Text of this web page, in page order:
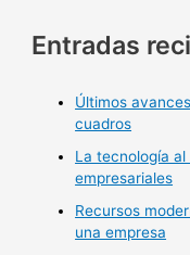
Entradas
Últimos
cuadros
La tecnología
empresariales
Recursos
una empresa